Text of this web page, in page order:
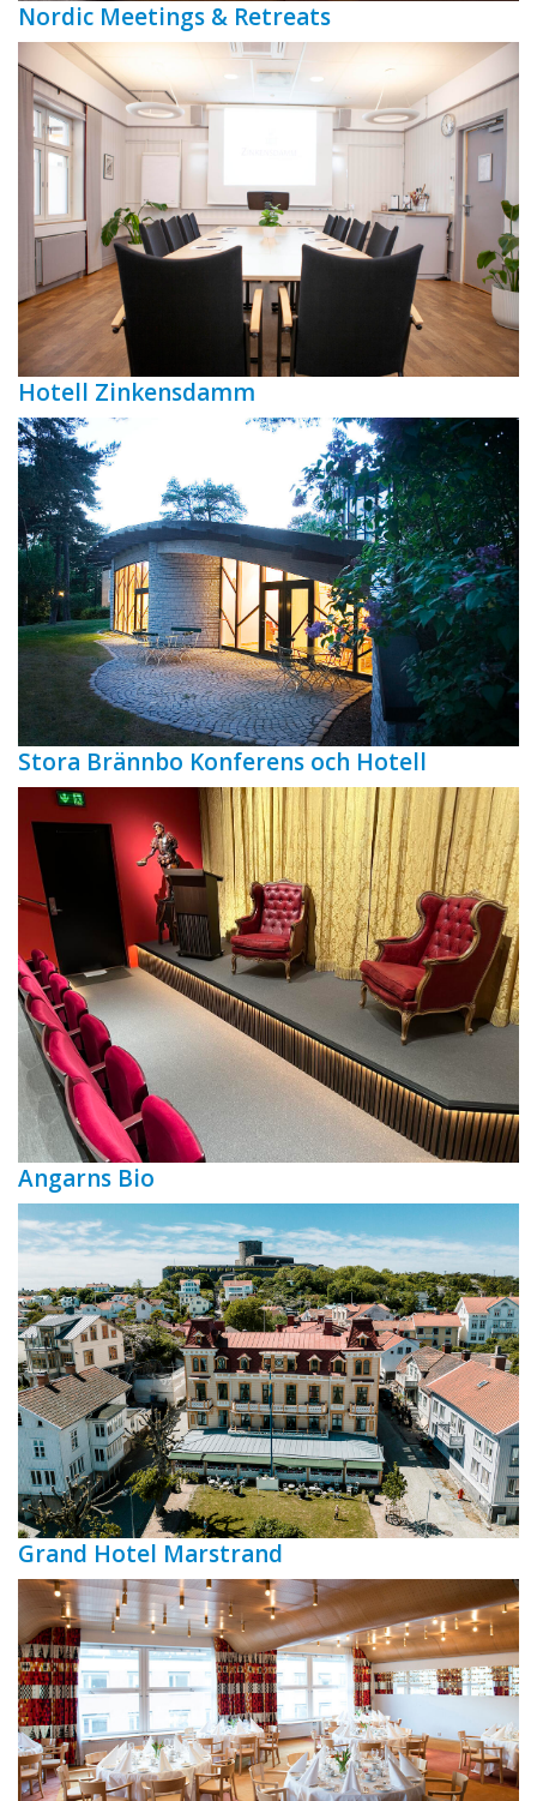
Nordic Meetings & Retreats
Hotell Zinkensdamm
Stora Brännbo Konferens och Hotell
Angarns Bio
Grand Hotel Marstrand